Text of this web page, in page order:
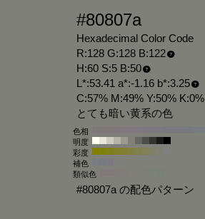
#80807a
Hexadecimal Color Code
R:128 G:128 B:122
H:60 S:5 B:50
L*:53.41 a*:-1.16 b*:3.25
C:57% M:49% Y:50% K:0%
とても暗い黄系の色
色相
明度
彩度
補色
類似色
#80807a の配色パターン